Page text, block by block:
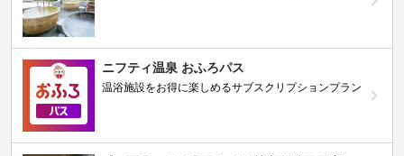
ニフティ温泉 おふろパス
温浴施設をお得に楽しめるサブスクリプションプラン